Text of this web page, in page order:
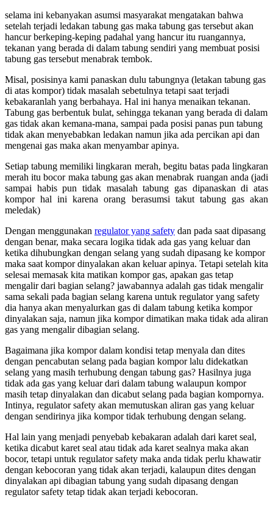
selama ini kebanyakan asumsi masyarakat mengatakan bahwa
setelah terjadi ledakan tabung gas maka tabung gas tersebut akan
hancur berkeping-keping padahal yang hancur itu ruangannya,
tekanan yang berada di dalam tabung sendiri yang membuat posisi
tabung gas tersebut menabrak tembok.
Misal, posisinya kami panaskan dulu tabungnya (letakan tabung gas
di atas kompor) tidak masalah sebetulnya tetapi saat terjadi
kebakaranlah yang berbahaya. Hal ini hanya menaikan tekanan.
Tabung gas berbentuk bulat, sehingga tekanan yang berada di dalam
gas tidak akan kemana-mana, sampai pada posisi panas pun tabung
tidak akan menyebabkan ledakan namun jika ada percikan api dan
mengenai gas maka akan menyambar apinya.
Setiap tabung memiliki lingkaran merah, begitu batas pada lingkaran
merah itu bocor maka tabung gas akan menabrak ruangan anda (jadi
sampai habis pun tidak masalah tabung gas dipanaskan di atas
kompor hal ini karena orang berasumsi takut tabung gas akan
meledak)
Dengan menggunakan regulator yang safety dan pada saat dipasang
dengan benar, maka secara logika tidak ada gas yang keluar dan
ketika dihubungkan dengan selang yang sudah dipasang ke kompor
maka saat kompor dinyalakan akan keluar apinya. Tetapi setelah kita
selesai memasak kita matikan kompor gas, apakan gas tetap
mengalir dari bagian selang? jawabannya adalah gas tidak mengalir
sama sekali pada bagian selang karena untuk regulator yang safety
dia hanya akan menyalurkan gas di dalam tabung ketika kompor
dinyalakan saja, namun jika kompor dimatikan maka tidak ada aliran
gas yang mengalir dibagian selang.
Bagaimana jika kompor dalam kondisi tetap menyala dan dites
dengan pencabutan selang pada bagian kompor lalu didekatkan
selang yang masih terhubung dengan tabung gas? Hasilnya juga
tidak ada gas yang keluar dari dalam tabung walaupun kompor
masih tetap dinyalakan dan dicabut selang pada bagian kompornya.
Intinya, regulator safety akan memutuskan aliran gas yang keluar
dengan sendirinya jika kompor tidak terhubung dengan selang.
Hal lain yang menjadi penyebab kebakaran adalah dari karet seal,
ketika dicabut karet seal atau tidak ada karet sealnya maka akan
bocor, tetapi untuk regulator safety maka anda tidak perlu khawatir
dengan kebocoran yang tidak akan terjadi, kalaupun dites dengan
dinyalakan api dibagian tabung yang sudah dipasang dengan
regulator safety tetap tidak akan terjadi kebocoran.